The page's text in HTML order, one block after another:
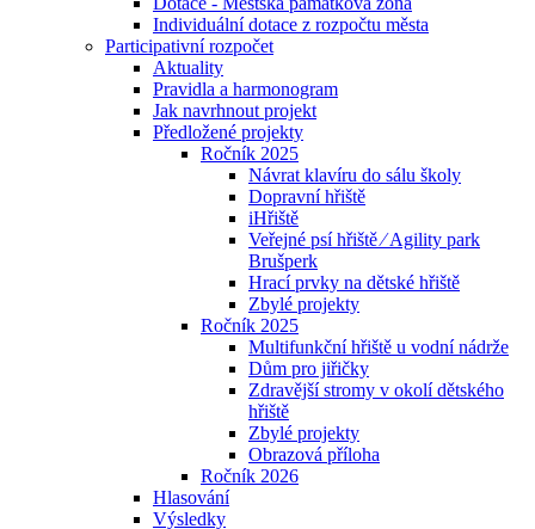
Individuální dotace z rozpočtu města
Participativní rozpočet
Aktuality
Pravidla a harmonogram
Jak navrhnout projekt
Předložené projekty
Ročník 2025
Návrat klavíru do sálu školy
Dopravní hřiště
iHřiště
Veřejné psí hřiště ⁄ Agility park
Brušperk
Hrací prvky na dětské hřiště
Zbylé projekty
Ročník 2025
Multifunkční hřiště u vodní nádrže
Dům pro jiřičky
Zdravější stromy v okolí dětského
hřiště
Zbylé projekty
Obrazová příloha
Ročník 2026
Hlasování
Výsledky